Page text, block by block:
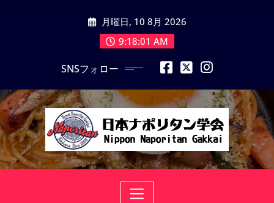
に
ス
キ
ッ
プ
月曜日, 10 8月 2026
9:18:01 AM
SNSフォロー